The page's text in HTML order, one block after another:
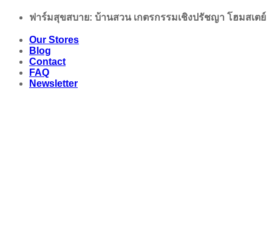
Skip
content
ฟาร์มสุขสบาย: บ้านสวน เกตรกรรมเชิงปรัชญา โฮมสเตย์
Our Stores
Blog
Contact
FAQ
Newsletter